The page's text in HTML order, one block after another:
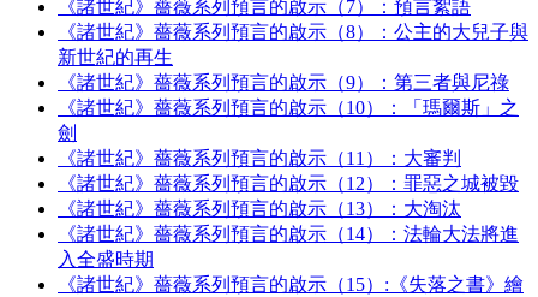
《諸世紀》薔薇系列預言的啟示（7）：預言絮語
《諸世紀》薔薇系列預言的啟示（8）：公主的大兒子與
新世紀的再生
《諸世紀》薔薇系列預言的啟示（9）：第三者與尼祿
《諸世紀》薔薇系列預言的啟示（10）：「瑪爾斯」之
劍
《諸世紀》薔薇系列預言的啟示（11）：大審判
《諸世紀》薔薇系列預言的啟示（12）：罪惡之城被毀
《諸世紀》薔薇系列預言的啟示（13）：大淘汰
《諸世紀》薔薇系列預言的啟示（14）：法輪大法將進
入全盛時期
《諸世紀》薔薇系列預言的啟示（15）:《失落之書》繪